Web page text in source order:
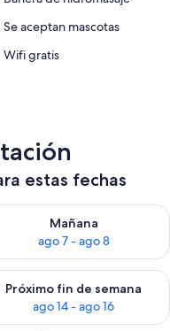
y 1 bar de copas
Se aceptan mascotas
Wifi gratis
estas fechas
ago 6 - ago 7
Mañana
ago 7 - ago 8
la disponibilidad
de semana, ago 7 -
Próximo fin de semana
ago 14 - ago 16
la disponibilidad